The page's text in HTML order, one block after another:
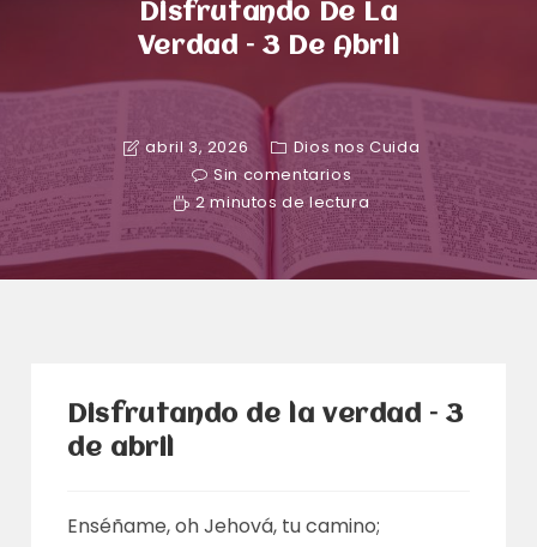
Disfrutando De La
Verdad – 3 De Abril
abril 3, 2026
Dios nos Cuida
Sin comentarios
2 minutos de lectura
Disfrutando de la verdad – 3
de abril
Enséñame, oh Jehová, tu camino;